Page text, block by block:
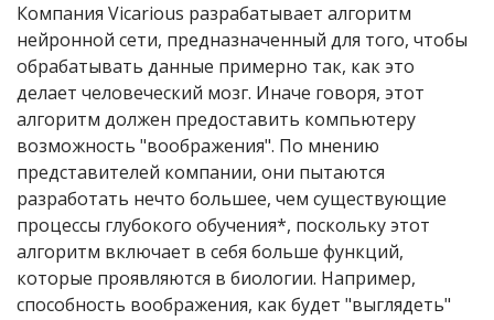
Компания Vicarious разрабатывает алгоритм
нейронной сети, предназначенный для того, чтобы
обрабатывать данные примерно так, как это
делает человеческий мозг. Иначе говоря, этот
алгоритм должен предоставить компьютеру
возможность "воображения". По мнению
представителей компании, они пытаются
разработать нечто большее, чем существующие
процессы глубокого обучения*, поскольку этот
алгоритм включает в себя больше функций,
которые проявляются в биологии. Например,
способность воображения, как будет "выглядеть"